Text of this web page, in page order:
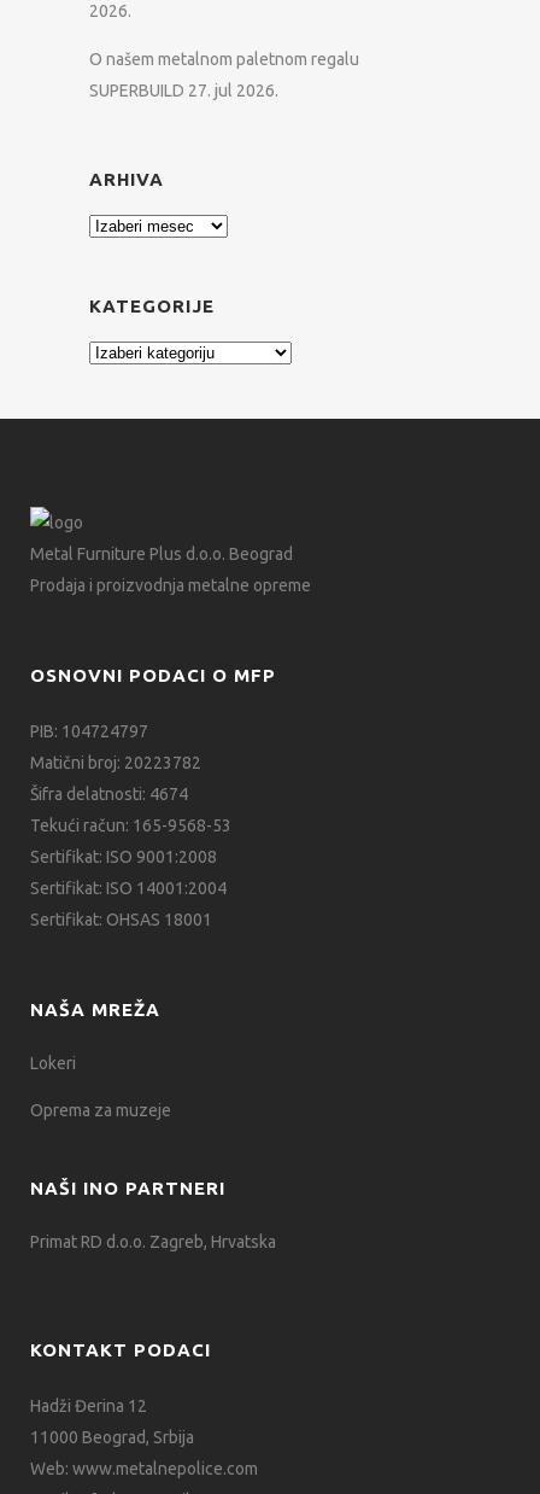
2026.
O našem metalnom paletnom regalu
SUPERBUILD 27. jul 2026.
ARHIVA
Arhiva
KATEGORIJE
Kategorije
Metal Furniture Plus d.o.o. Beograd
Prodaja i proizvodnja metalne opreme
OSNOVNI PODACI O MFP
PIB: 104724797
Matični broj: 20223782
Šifra delatnosti: 4674
Tekući račun: 165-9568-53
Sertifikat: ISO 9001:2008
Sertifikat: ISO 14001:2004
Sertifikat: OHSAS 18001
NAŠA MREŽA
Lokeri
Oprema za muzeje
NAŠI INO PARTNERI
Primat RD d.o.o. Zagreb, Hrvatska
KONTAKT PODACI
Hadži Đerina 12
11000 Beograd, Srbija
Web: www.metalnepolice.com